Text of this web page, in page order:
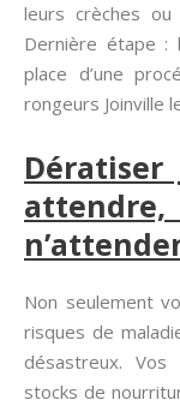
leurs crèches ou
Dernière étape
place d’une
rongeurs Joinville
Non seulement
risques de
désastreux.
stocks de